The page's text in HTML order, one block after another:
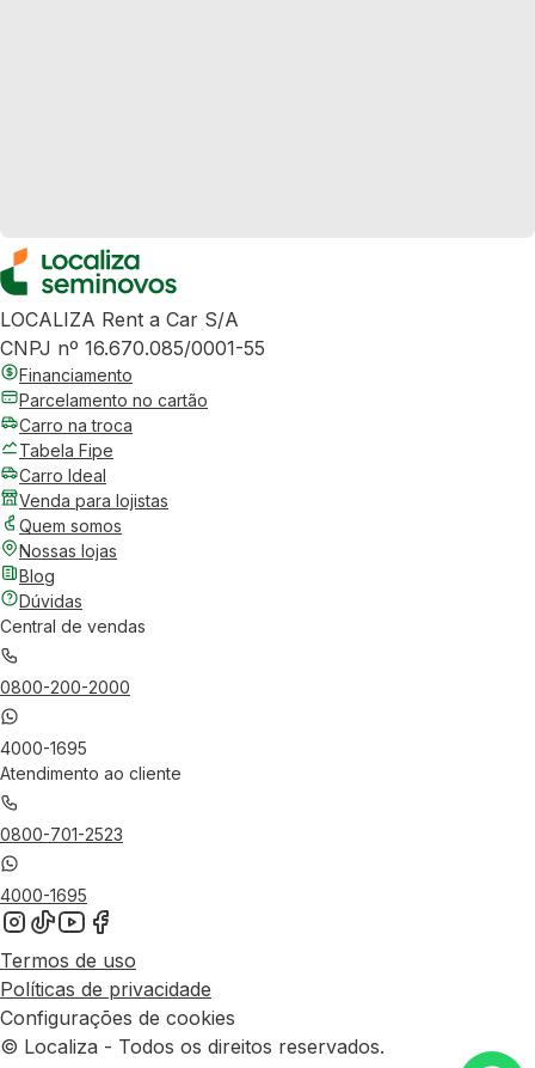
LOCALIZA Rent a Car S/A
CNPJ nº 16.670.085/0001-55
Financiamento
Parcelamento no cartão
Carro na troca
Tabela Fipe
Carro Ideal
Venda para lojistas
Quem somos
Nossas lojas
Blog
Dúvidas
Central de vendas
0800-200-2000
4000-1695
Atendimento ao cliente
0800-701-2523
4000-1695
Termos de uso
Políticas de privacidade
Configurações de cookies
© Localiza - Todos os direitos reservados.